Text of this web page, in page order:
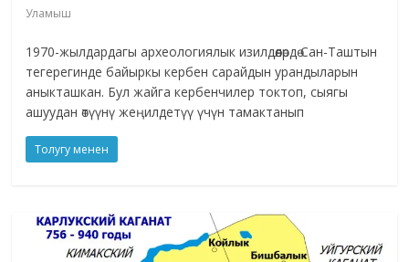
Уламыш
1970-жылдардагы археологиялык изилдөөлөрдө Сан-Таштын
тегерегинде байыркы кербен сарайдын урандыларын
аныкташкан. Бул жайга кербенчилер токтоп, сыягы
ашуудан өтүүнү жеңилдетүү үчүн тамактанып
Толугу менен